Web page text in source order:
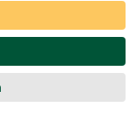
aufstocken
Ansparphase